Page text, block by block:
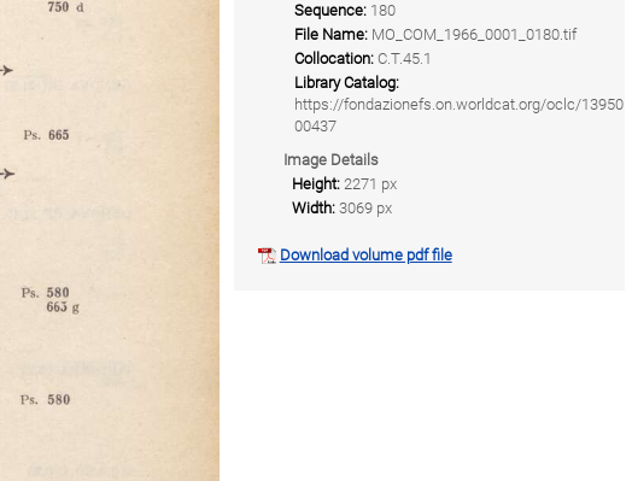
Sequence: 180
File Name: MO_COM_1966_0001_0180.tif
Collocation: C.T.45.1
Library Catalog:
https://fondazionefs.on.worldcat.org/oclc/13950
00437
Image Details
Height: 2271 px
Width: 3069 px
Download volume pdf file